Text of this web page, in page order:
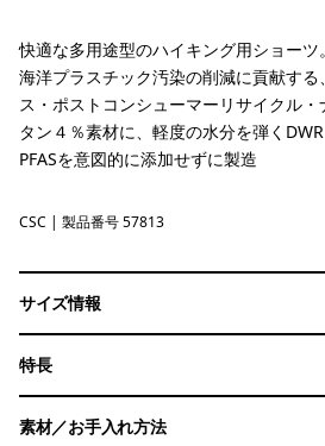
快適な多用途型のハイキング用ショー
海洋プラスチック汚染の削減に貢献する
ス・ポストコンシューマーリサイクル
タン４％素材に、軽度の水分を弾く
PFASを意図的に添加せずに製造
Classic Tan
CSC | 製品番号 57813
サイズ情報
特長
素材／お手入れ方法